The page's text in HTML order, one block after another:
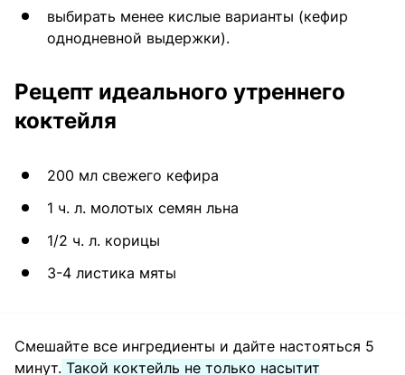
выбирать менее кислые варианты (кефир
однодневной выдержки).
Рецепт идеального утреннего
коктейля
200 мл свежего кефира
1 ч. л. молотых семян льна
1/2 ч. л. корицы
3-4 листика мяты
Смешайте все ингредиенты и дайте настояться 5
минут. Такой коктейль не только насытит